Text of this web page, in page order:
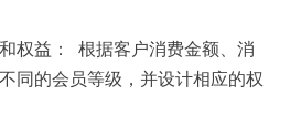
权益： 根据客户消费金额、消
同的会员等级，并设计相应的权